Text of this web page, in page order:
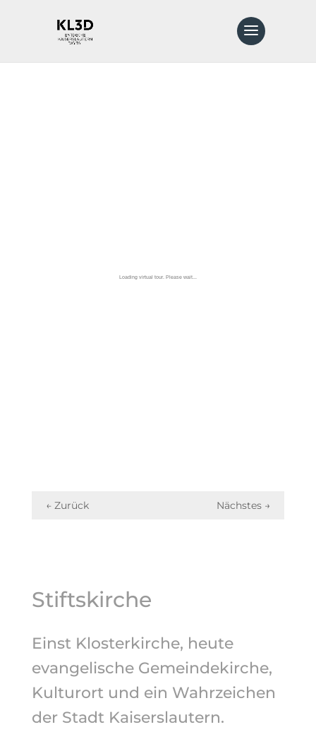
← Zurück Nächstes →
Stiftskirche
Einst Klosterkirche, heute
evangelische Gemeindekirche,
Kulturort und ein Wahrzeichen
der Stadt Kaiserslautern.